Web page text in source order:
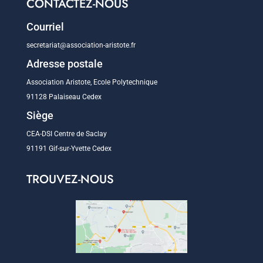
CONTACTEZ-NOUS
Courriel
secretariat@association-aristote.fr
Adresse postale
Association Aristote, Ecole Polytechnique
91128 Palaiseau Cedex
Siège
CEA-DSI Centre de Saclay
91191 Gif-sur-Yvette Cedex
TROUVEZ-NOUS